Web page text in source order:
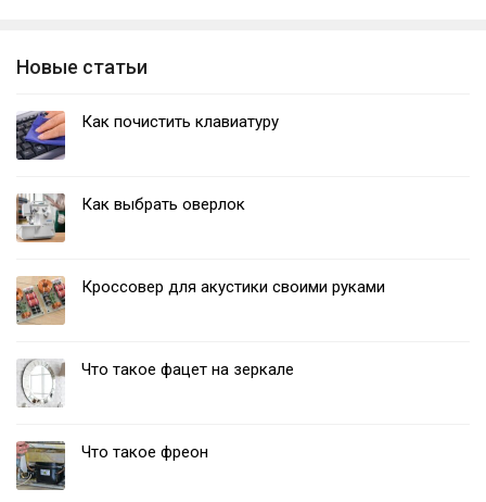
Новые статьи
Как почистить клавиатуру
Как выбрать оверлок
Кроссовер для акустики своими руками
Что такое фацет на зеркале
Что такое фреон